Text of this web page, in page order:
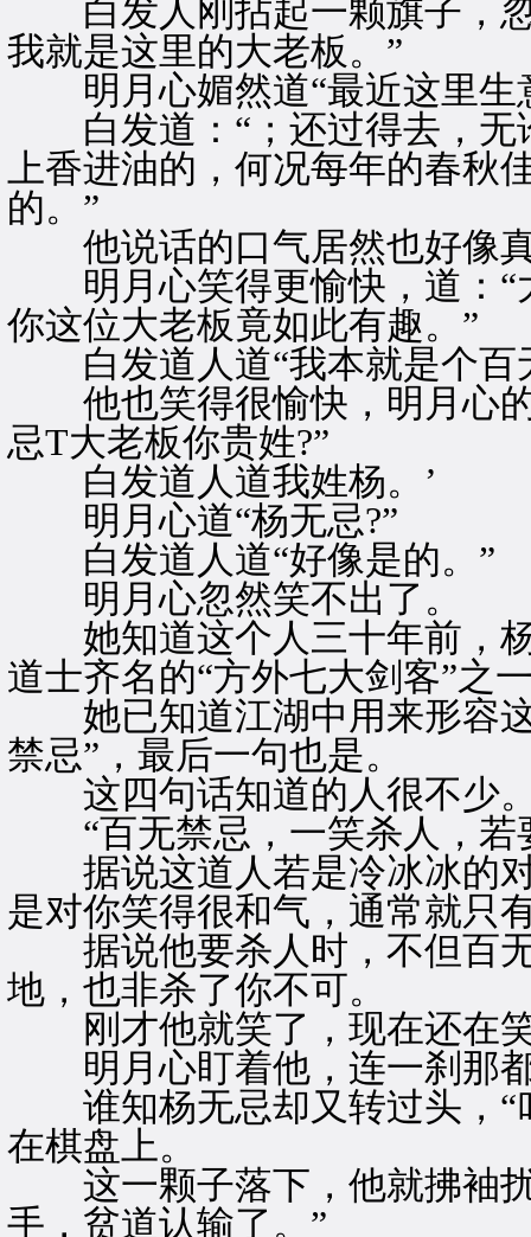
白发人刚拈起一颗旗子，忽
我就是这里的大老板。”
明月心媚然道“最近这里生
白发道：“；还过得去，无
上香进油的，何况每年的春秋
的。”
他说话的口气居然也好像
明月心笑得更愉快，道：“
你这位大老板竟如此有趣。”
白发道人道“我本就是个百
他也笑得很愉快，明月心的
忌T大老板你贵姓?”
白发道人道我姓杨。’
明月心道“杨无忌?”
白发道人道“好像是的。”
明月心忽然笑不出了。
她知道这个人三十年前，杨
道士齐名的“方外七大剑客”之
她已知道江湖中用来形容
禁忌”，最后一句也是。
这四句话知道的人很不少
“百无禁忌，一笑杀人，若
据说这道人若是冷冰冰的对
是对你笑得很和气，通常就只
据说他要杀人时，不但百无
地，也非杀了你不可。
刚才他就笑了，现在还在笑
明月心盯着他，连一刹那
谁知杨无忌却又转过头，“
在棋盘上。
这一颗子落下，他就拂袖扰
手，贫道认输了。”